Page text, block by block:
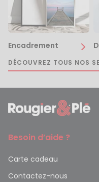
Encadrement
DÉCOUVREZ TOUS NOS
Besoin d’aide ?
Carte cadeau
Contactez-nous